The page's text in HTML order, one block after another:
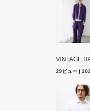
VINTAGE
29ビュー|